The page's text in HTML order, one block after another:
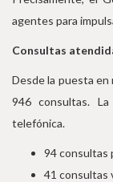
agentes para
Consultas
Desde la puesta
946 consultas.
telefónica.
94 consultas
41 consultas